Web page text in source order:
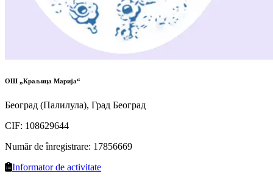
ОШ „Краљица Марија“
Београд (Палилула), Град Београд
CIF: 108629644
Număr de înregistrare: 17856669
Informator de activitate